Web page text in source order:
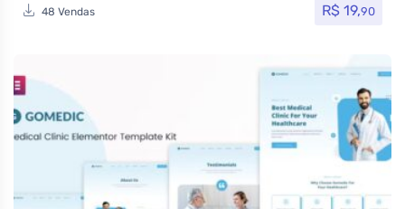
48 Vendas R$ 19,90